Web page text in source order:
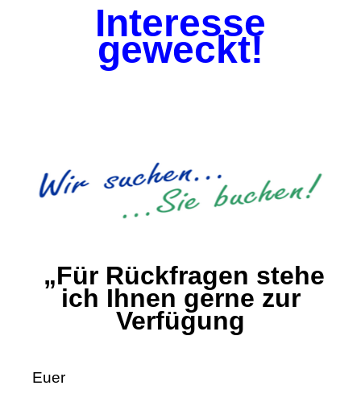
Interesse
geweckt!
„Für Rückfragen stehe
ich Ihnen gerne zur
Verfügung
Euer